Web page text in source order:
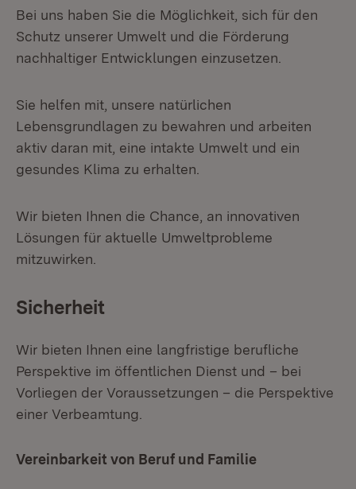
Bei uns haben Sie die Möglichkeit, sich für den
Schutz unserer Umwelt und die Förderung
nachhaltiger Entwicklungen einzusetzen.
Sie helfen mit, unsere natürlichen
Lebensgrundlagen zu bewahren und arbeiten
aktiv daran mit, eine intakte Umwelt und ein
gesundes Klima zu erhalten.
Wir bieten Ihnen die Chance, an innovativen
Lösungen für aktuelle Umweltprobleme
mitzuwirken.
Sicherheit
Wir bieten Ihnen eine langfristige berufliche
Perspektive im öffentlichen Dienst und – bei
Vorliegen der Voraussetzungen – die Perspektive
einer Verbeamtung.
Vereinbarkeit von Beruf und Familie